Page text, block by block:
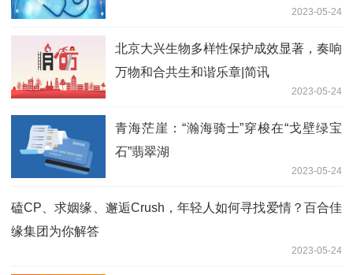
2023-05-24
北京大兴生物多样性保护成效显著，奏响
万物和合共生和谐乐章|简讯
2023-05-24
青海茫崖：“瀚海骑士”穿梭在“戈壁绿宝
石”翡翠湖
2023-05-24
磕CP、求姻缘、邂逅Crush，年轻人如何寻找爱情？百合佳
缘集团为你解答
2023-05-24